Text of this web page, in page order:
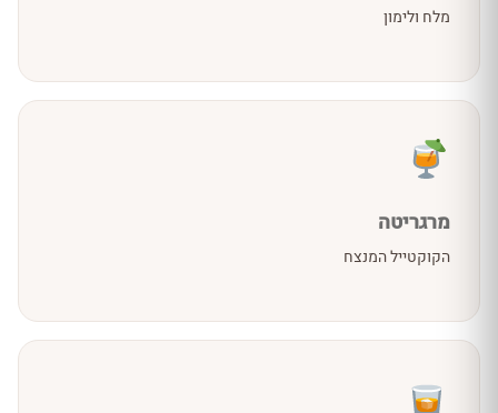
מלח ולימון
מרגריטה
הקוקטייל המנצח